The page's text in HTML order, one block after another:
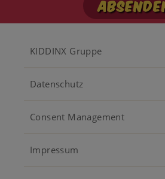
Footer
KIDDINX Gruppe
Datenschutz
Consent Management
Impressum